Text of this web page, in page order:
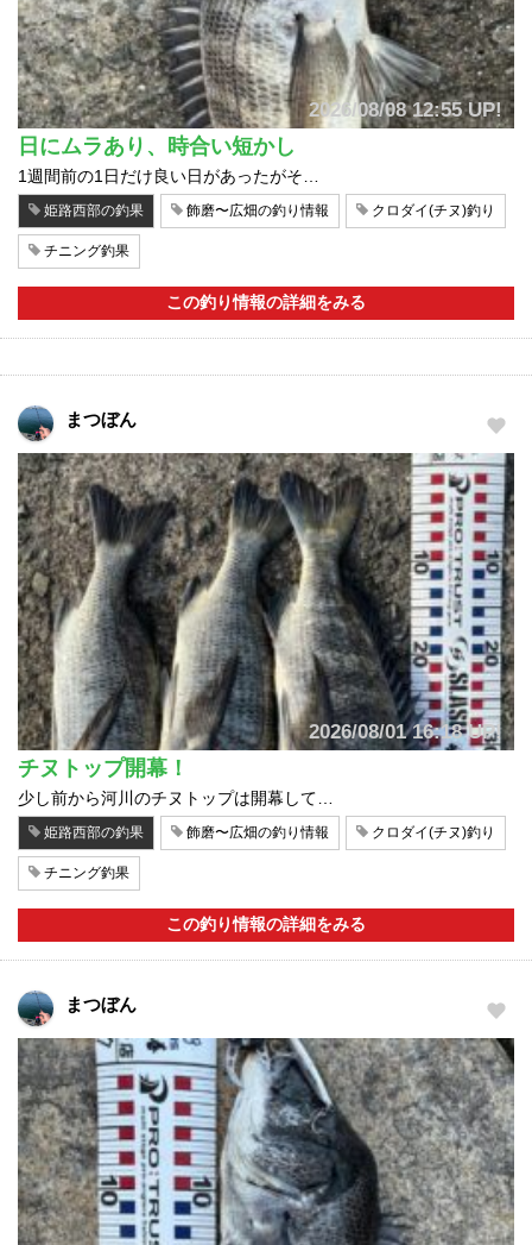
2026/08/08 12:55 UP!
日にムラあり、時合い短かし
1週間前の1日だけ良い日があったがそ…
姫路西部の釣果 飾磨〜広畑の釣り情報 クロダイ(チヌ)釣り
チニング釣果
この釣り情報の詳細をみる
まつぼん
2026/08/01 16:18 UP!
チヌトップ開幕！
少し前から河川のチヌトップは開幕して…
姫路西部の釣果 飾磨〜広畑の釣り情報 クロダイ(チヌ)釣り
チニング釣果
この釣り情報の詳細をみる
まつぼん